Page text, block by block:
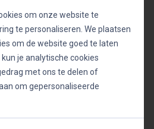
zijn op maat gemaakte
zijn op de thema’s van
meestal als een
om onze website te
te personaliseren. We plaatsen
om de website goed te laten
je analytische cookies
met ons te delen of
om gepersonaliseerde